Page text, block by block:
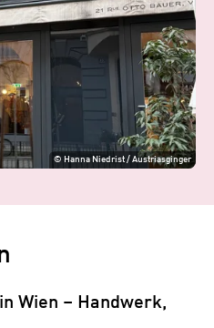
© Hanna Niedrist / Austriasginger
Wien – Handwerk,